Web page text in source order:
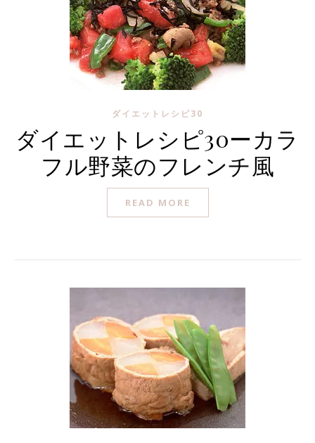
ダイエットレシピ30
ダイエットレシピ30ーカラ
フル野菜のフレンチ風
READ MORE